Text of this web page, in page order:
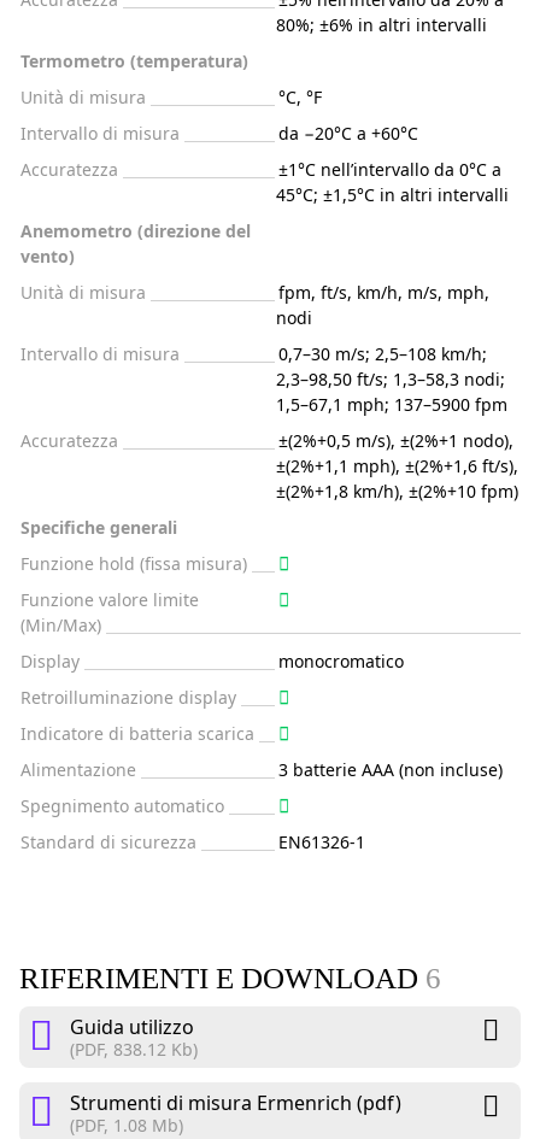
80%; ±6% in altri intervalli
Termometro (temperatura)
Unità di misura
°C, °F
Intervallo di misura
da −20°C a +60°C
Accuratezza
±1°C nell’intervallo da 0°C a
45°C; ±1,5°C in altri intervalli
Anemometro (direzione del
vento)
Unità di misura
fpm, ft/s, km/h, m/s, mph,
nodi
Intervallo di misura
0,7–30 m/s; 2,5–108 km/h;
2,3–98,50 ft/s; 1,3–58,3 nodi;
1,5–67,1 mph; 137–5900 fpm
Accuratezza
±(2%+0,5 m/s), ±(2%+1 nodo),
±(2%+1,1 mph), ±(2%+1,6 ft/s),
±(2%+1,8 km/h), ±(2%+10 fpm)
Specifiche generali
Funzione hold (fissa misura)
Funzione valore limite
(Min/Max)
Display
monocromatico
Retroilluminazione display
Indicatore di batteria scarica
Alimentazione
3 batterie AAA (non incluse)
Spegnimento automatico
Standard di sicurezza
EN61326-1
RIFERIMENTI E DOWNLOAD 6
Guida utilizzo
(PDF, 838.12 Kb)
Strumenti di misura Ermenrich (pdf)
(PDF, 1.08 Mb)